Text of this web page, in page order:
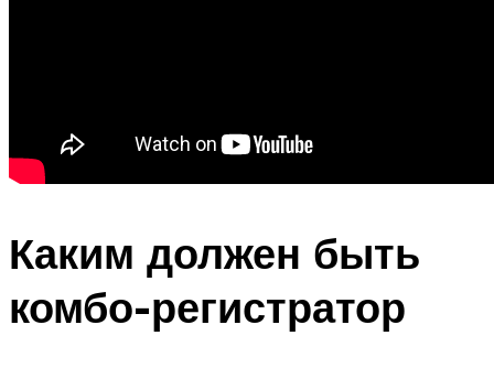
Каким должен быть
комбо-регистратор